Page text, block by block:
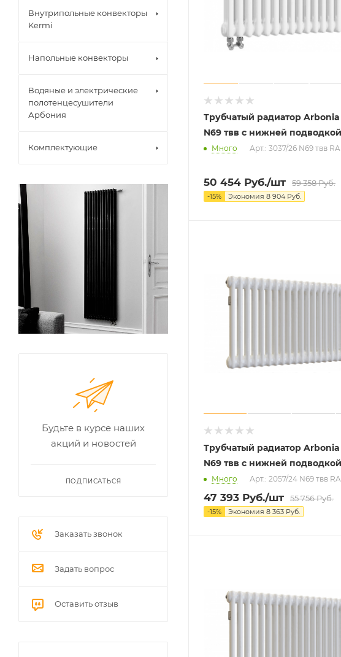
Трубчатый радиатор Arbonia
N69 твв с нижней подводкой
Много Арт.: 3037/26 N69 твв
50 454 Руб./шт 59 358Руб.
-15% Экономия 8 904 Руб.
Трубчатый радиатор Arbonia
N69 твв с нижней подводкой
Много Арт.: 2057/24 N69 твв
47 393 Руб./шт 55 756Руб.
-15% Экономия 8 363 Руб.
Внутрипольные конвекторы
Kermi
Напольные конвекторы
Водяные и электрические
полотенцесушители
Арбония
Комплектующие
Будьте в курсе наших
акций и новостей
ПОДПИСАТЬСЯ
Заказать звонок
Задать вопрос
Оставить отзыв